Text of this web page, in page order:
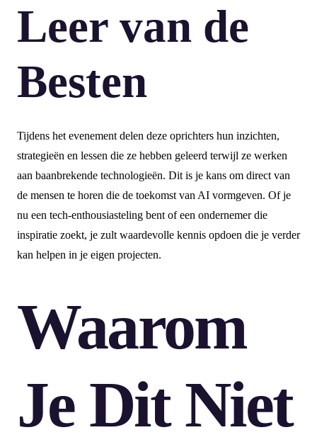
Leer van de
Besten
Tijdens het evenement delen deze oprichters hun inzichten,
strategieën en lessen die ze hebben geleerd terwijl ze werken
aan baanbrekende technologieën. Dit is je kans om direct van
de mensen te horen die de toekomst van AI vormgeven. Of je
nu een tech-enthousiasteling bent of een ondernemer die
inspiratie zoekt, je zult waardevolle kennis opdoen die je verder
kan helpen in je eigen projecten.
Waarom
Je Dit Niet